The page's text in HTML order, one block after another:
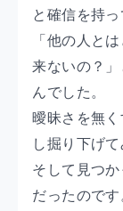
と確信を持
「他の人と
来ないの？
んでした。
曖昧さを無
し掘り下げて
そして見つか
だったので